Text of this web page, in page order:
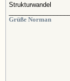
Strukturwandel
Grüße Norman